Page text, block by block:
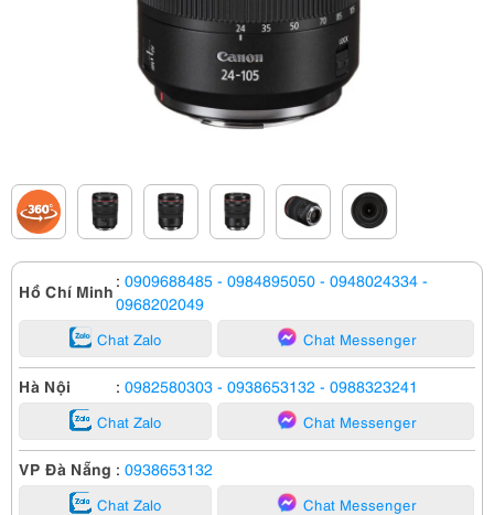
Hồ Chí Minh : 0909688485 - 0984895050 - 0948024334 -
0968202049
Chat Zalo Chat Messenger
Hà Nội : 0982580303 - 0938653132 - 0988323241
Chat Zalo Chat Messenger
VP Đà Nẵng : 0938653132
Chat Zalo Chat Messenger